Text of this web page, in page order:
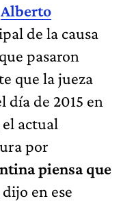
Alberto
de la causa
pasaron
que la jueza
día de 2015 en
actual
por
piensa que
dijo en ese